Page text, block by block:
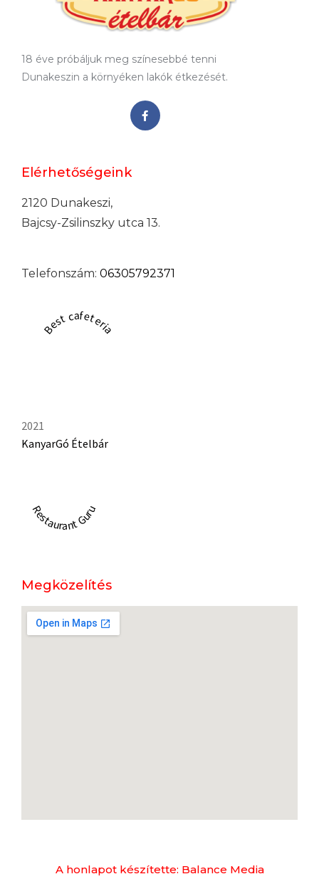
18 éve próbáljuk meg színesebbé tenni
Dunakeszin a környéken lakók étkezését.
Elérhetőségeink
2120 Dunakeszi,
Bajcsy-Zsilinszky utca 13.
Telefonszám: 06305792371
Best cafeteria
2021
KanyarGó Ételbár
Restaurant Guru
Megközelítés
A honlapot készítette: Balance Media